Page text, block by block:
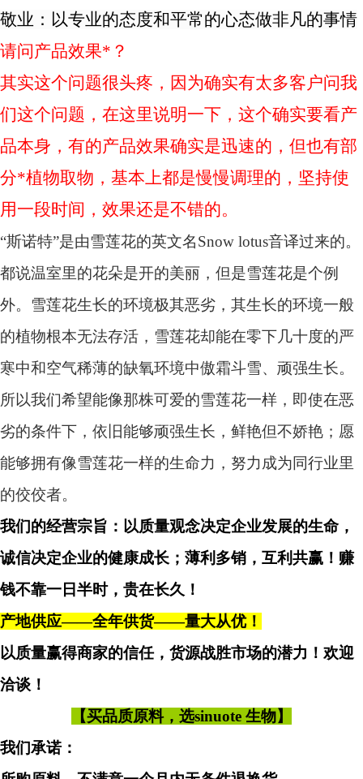
敬业：以专业的态度和平常的心态做非凡的事情
请问产品效果*？
其实这个问题很头疼，因为确实有太多客户问我
们这个问题，在这里说明一下，这个确实要看产
品本身，有的产品效果确实是迅速的，但也有部
分*植物取物，基本上都是慢慢调理的，坚持使
用一段时间，效果还是不错的。
“斯诺特”是由雪莲花的英文名Snow lotus音译过来的。
都说温室里的花朵是开的美丽，但是雪莲花是个例
外。雪莲花生长的环境极其恶劣，其生长的环境一般
的植物根本无法存活，雪莲花却能在零下几十度的严
寒中和空气稀薄的缺氧环境中傲霜斗雪、顽强生长。
所以我们希望能像那株可爱的雪莲花一样，即使在恶
劣的条件下，依旧能够顽强生长，鲜艳但不娇艳；愿
能够拥有像雪莲花一样的生命力，努力成为同行业里
的佼佼者。
我们的经营宗旨：以质量观念决定企业发展的生命，
诚信决定企业的健康成长；薄利多销，互利共赢！赚
钱不靠一日半时，贵在长久！
产地供应——全年供货——量大从优！
以质量赢得商家的信任，货源战胜市场的潜力！欢迎
洽谈！
【买品质原料，选sinuote 生物】
我们承诺：